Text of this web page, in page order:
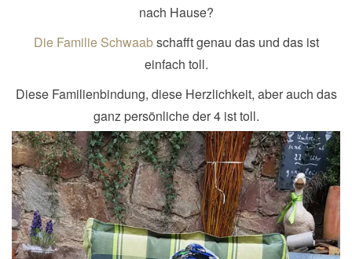
nach Hause?
Die Familie Schwaabschafft genau das und das ist
einfach toll.
Diese Familienbindung, diese Herzlichkeit, aber auch das
ganz persönliche der 4 ist toll.